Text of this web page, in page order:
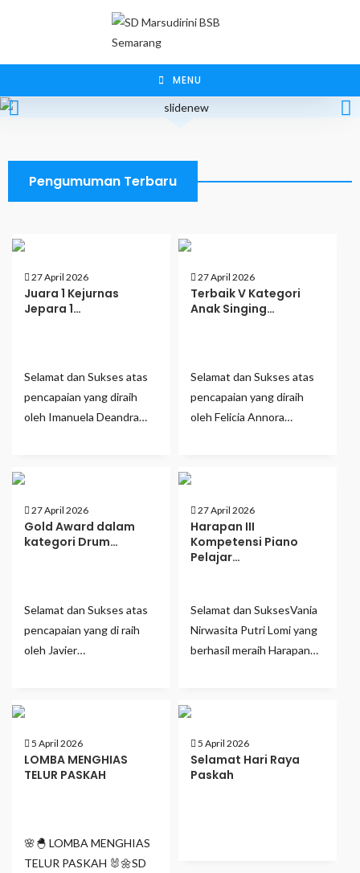
MENU
Pengumuman Terbaru
27 April 2026
Juara 1 Kejurnas
Jepara 1…
Selamat dan Sukses atas
pencapaian yang diraih
oleh Imanuela Deandra…
27 April 2026
Terbaik V Kategori
Anak Singing…
Selamat dan Sukses atas
pencapaian yang diraih
oleh Felicia Annora…
27 April 2026
Gold Award dalam
kategori Drum…
Selamat dan Sukses atas
pencapaian yang di raih
oleh Javier…
27 April 2026
Harapan III
Kompetensi Piano
Pelajar…
Selamat dan SuksesVania
Nirwasita Putri Lomi yang
berhasil meraih Harapan…
5 April 2026
LOMBA MENGHIAS
TELUR PASKAH
🌸🐣 LOMBA MENGHIAS
TELUR PASKAH 🐰🌼SD
5 April 2026
Selamat Hari Raya
Paskah